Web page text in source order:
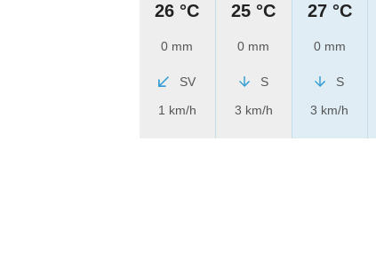
26 °C
0 mm
SV
1 km/h
25 °C
0 mm
S
3 km/h
27 °C
0 mm
S
3 km/h